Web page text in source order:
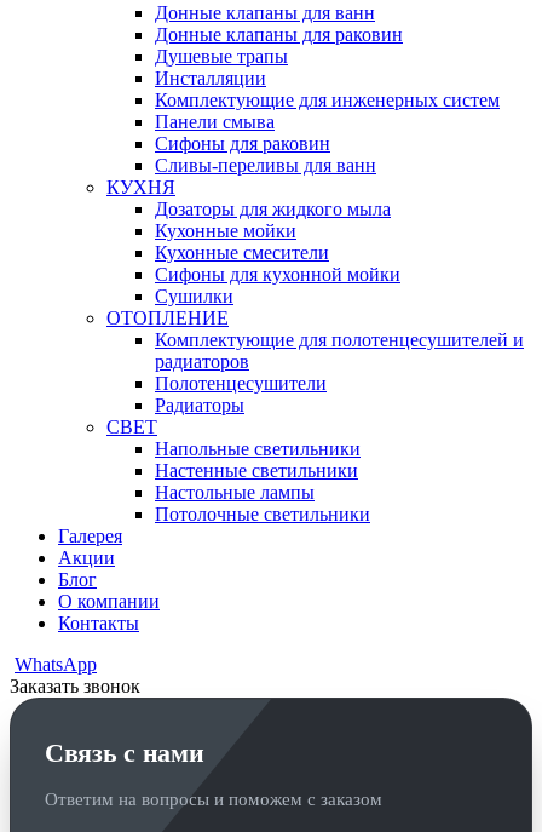
Донные клапаны для ванн
Донные клапаны для раковин
Душевые трапы
Инсталляции
Комплектующие для инженерных систем
Панели смыва
Сифоны для раковин
Сливы-переливы для ванн
КУХНЯ
Дозаторы для жидкого мыла
Кухонные мойки
Кухонные смесители
Сифоны для кухонной мойки
Сушилки
ОТОПЛЕНИЕ
Комплектующие для полотенцесушителей и
радиаторов
Полотенцесушители
Радиаторы
СВЕТ
Напольные светильники
Настенные светильники
Настольные лампы
Потолочные светильники
Галерея
Акции
Блог
О компании
Контакты
WhatsApp
Заказать звонок
Связь с нами
Ответим на вопросы и поможем с заказом